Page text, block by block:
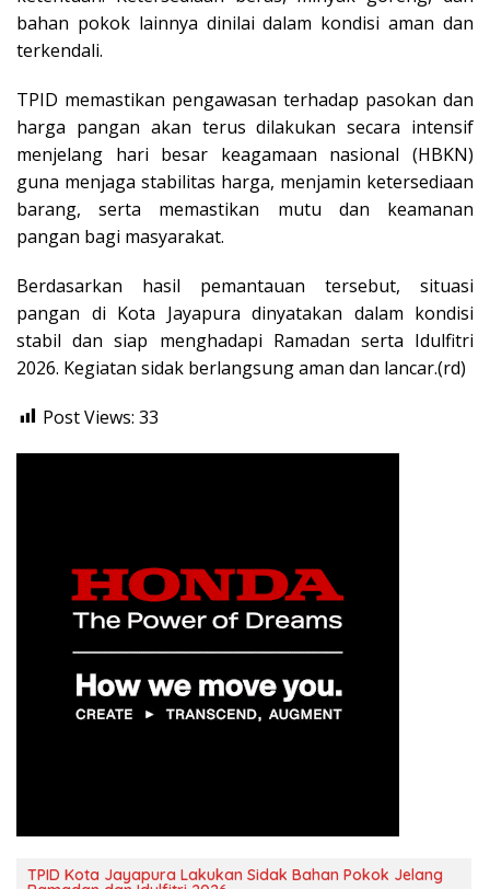
bahan pokok lainnya dinilai dalam kondisi aman dan
terkendali.
TPID memastikan pengawasan terhadap pasokan dan
harga pangan akan terus dilakukan secara intensif
menjelang hari besar keagamaan nasional (HBKN)
guna menjaga stabilitas harga, menjamin ketersediaan
barang, serta memastikan mutu dan keamanan
pangan bagi masyarakat.
Berdasarkan hasil pemantauan tersebut, situasi
pangan di Kota Jayapura dinyatakan dalam kondisi
stabil dan siap menghadapi Ramadan serta Idulfitri
2026. Kegiatan sidak berlangsung aman dan lancar.(rd)
Post Views: 33
TPID Kota Jayapura Lakukan Sidak Bahan Pokok Jelang